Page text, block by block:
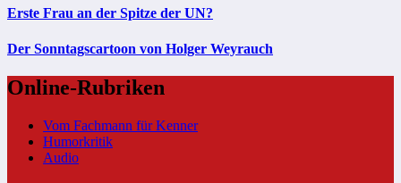
Erste Frau an der Spitze der UN?
Der Sonntagscartoon von Holger Weyrauch
Online-Rubriken
Vom Fachmann für Kenner
Humorkritik
Audio